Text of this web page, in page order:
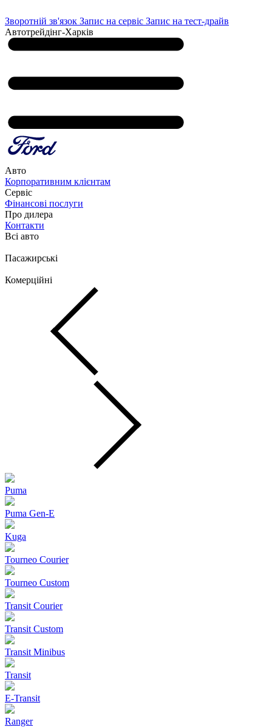
Зворотній зв'язок Запис на сервіс Запис на тест-драйв
Автотрейдінг-Харків
Авто
Корпоративним клієнтам
Сервіс
Фінансові послуги
Про дилера
Контакти
Всі авто
Пасажирські
Комерційні
Puma
Puma Gen‑E
Kuga
Tourneo Courier
Tourneo Custom
Transit Courier
Transit Custom
Transit Minibus
Transit
E-Transit
Ranger